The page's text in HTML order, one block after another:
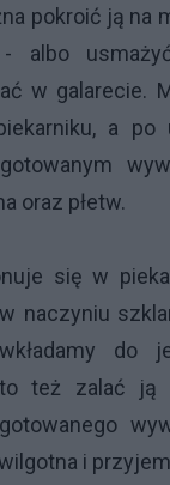
pokroić ją na
albo
w galarecie.
a po
oraz płetw.
się w
naczyniu
do
też zalać ją
i